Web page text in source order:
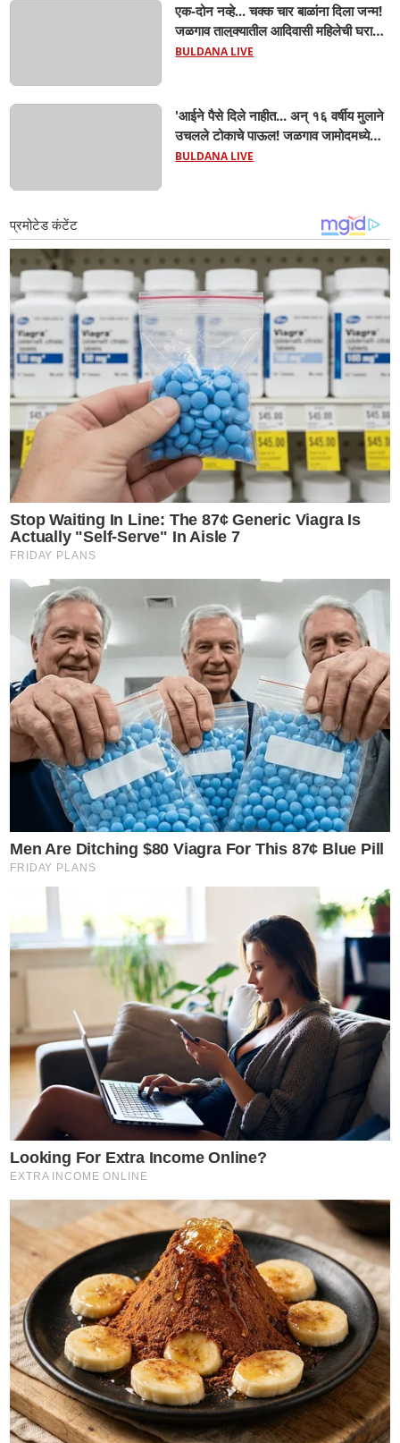
एक-दोन नव्हे... चक्क चार बाळांना दिला जन्म!
जळगाव तालुक्यातील आदिवासी महिलेची घरातच
प्रसूती; आता झाली ७ लेकरांची माय ! वैद्यकीय
BULDANA LIVE
'आईने पैसे दिले नाहीत... अन् १६ वर्षीय मुलाने
उचलले टोकाचे पाऊल! जळगाव जामोदमध्ये
खळबळ'! मुलांमधली सहनशीलता संपली काय?
BULDANA LIVE